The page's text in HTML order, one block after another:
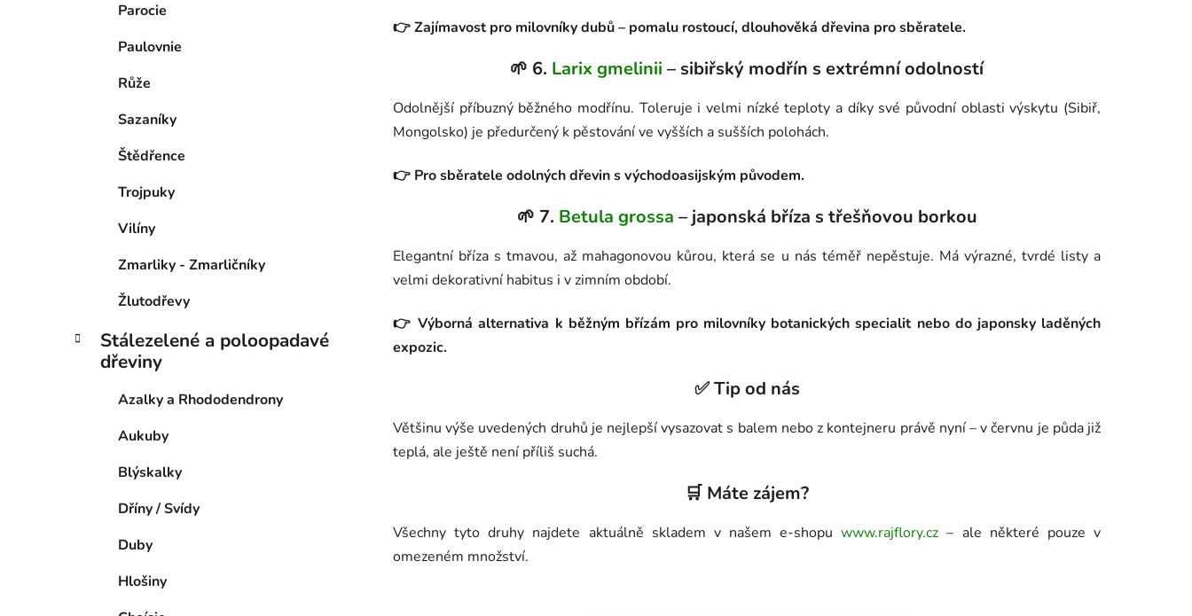
Parocie
Paulovnie
Růže
Sazaníky
Štědřence
Trojpuky
Vilíny
Zmarliky - Zmarličníky
Žlutodřevy
Stálezelené a poloopadavé
dřeviny
Azalky a Rhododendrony
Aukuby
Blýskalky
Dříny / Svídy
Duby
Hlošiny
👉 Zajímavost pro milovníky dubů – pomalu rostoucí, dlouhověká dřevina pro sběratele.
🌱 6. Larix gmelinii – sibiřský modřín s extrémní odolností
Odolnější příbuzný běžného modřínu. Toleruje i velmi nízké teploty a díky své původní oblasti výskytu (Sibiř,
Mongolsko) je předurčený k pěstování ve vyšších a sušších polohách.
👉 Pro sběratele odolných dřevin s východoasijským původem.
🌱 7. Betula grossa – japonská bříza s třešňovou borkou
Elegantní bříza s tmavou, až mahagonovou kůrou, která se u nás téměř nepěstuje. Má výrazné, tvrdé listy a
velmi dekorativní habitus i v zimním období.
👉 Výborná alternativa k běžným břízám pro milovníky botanických specialit nebo do japonsky laděných
expozic.
✅ Tip od nás
Většinu výše uvedených druhů je nejlepší vysazovat s balem nebo z kontejneru právě nyní – v červnu je půda již
teplá, ale ještě není příliš suchá.
🛒 Máte zájem?
Všechny tyto druhy najdete aktuálně skladem v našem e-shopuwww.rajflory.cz – ale některé pouze v
omezeném množství.